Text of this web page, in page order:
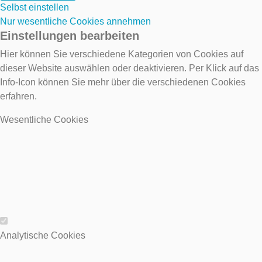
Selbst einstellen
Nur wesentliche Cookies annehmen
Einstellungen bearbeiten
Hier können Sie verschiedene Kategorien von Cookies auf
dieser Website auswählen oder deaktivieren. Per Klick auf das
Info-Icon können Sie mehr über die verschiedenen Cookies
erfahren.
Wesentliche Cookies
Wesentliche Cookies
Analytische Cookies